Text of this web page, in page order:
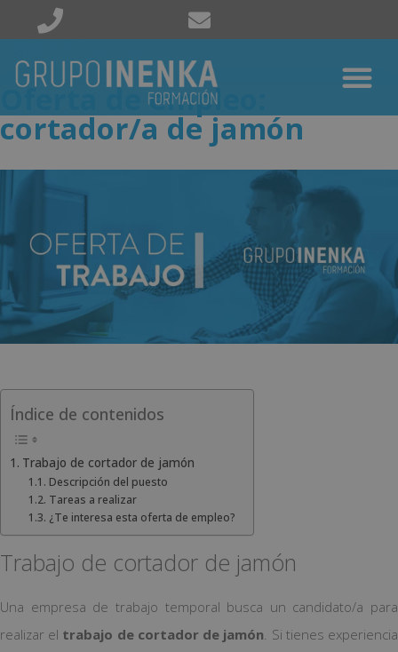
Oferta de empleo:
cortador/a de jamón
Índice de contenidos
Trabajo de cortador de jamón
Descripción del puesto
Tareas a realizar
¿Te interesa esta oferta de empleo?
Trabajo de cortador de jamón
Una empresa de trabajo temporal busca un candidato/a para
realizar el trabajo de cortador de jamón. Si tienes experiencia